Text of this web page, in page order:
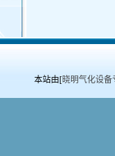
本站由[晓明气化设备